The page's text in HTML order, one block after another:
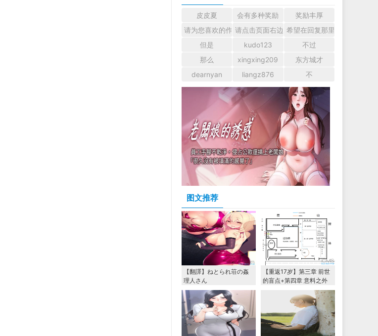
皮皮夏 会有多种奖励
奖励丰厚
请为您喜欢的作者加油吧！ 认真回复交流
请点击页面右边的小手图标支持楼主。
希望在回复那里留下您的
但是
kudo123
不过
那么
xingxing209
东方城才
dearnyan
liangz876 不
图文推荐
【翻譯】ねとられ荘の姦
理人さん
【重返17岁】第三章 前世
的盲点+第四章 意料之外
的相认+番外篇（本文为女
主第一视角，两万字更